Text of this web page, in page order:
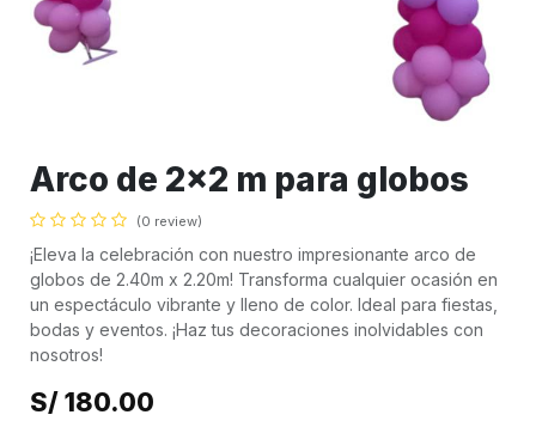
Arco de 2x2 m para globos
(0 review)
¡Eleva la celebración con nuestro impresionante arco de
globos de 2.40m x 2.20m! Transforma cualquier ocasión en
un espectáculo vibrante y lleno de color. Ideal para fiestas,
bodas y eventos. ¡Haz tus decoraciones inolvidables con
nosotros!
S/180.00